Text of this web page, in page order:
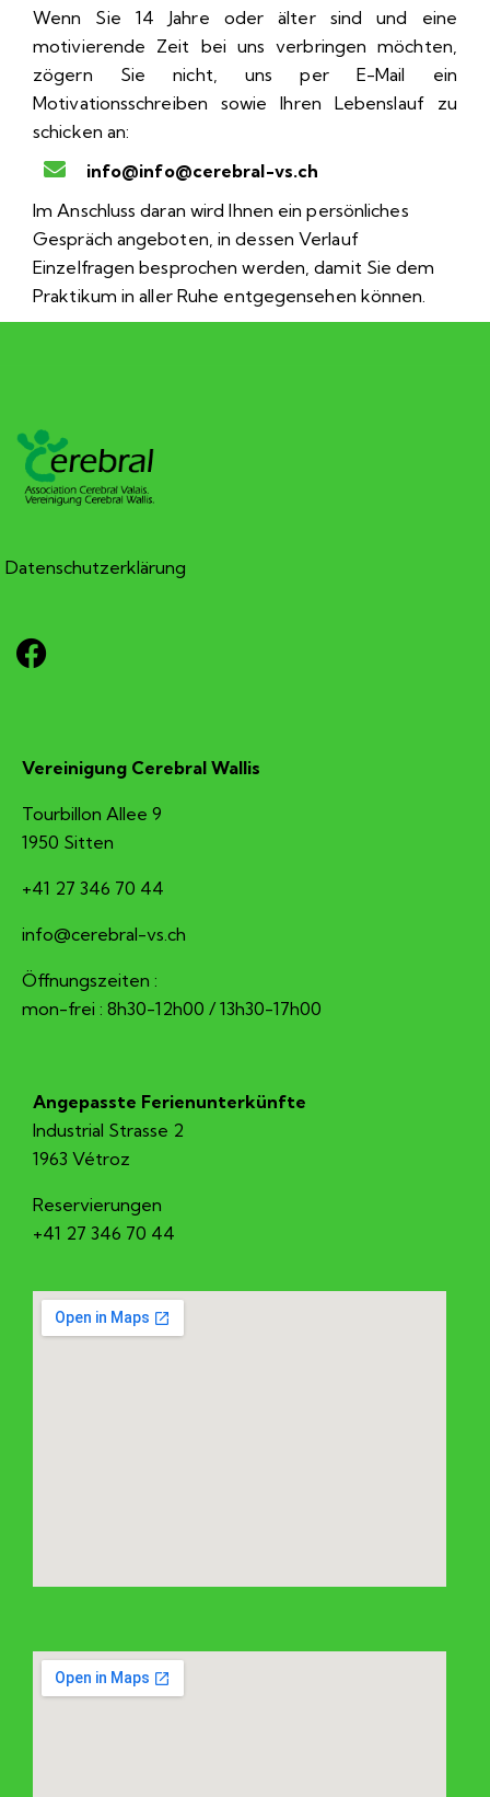
Wenn Sie 14 Jahre oder älter sind und eine
motivierende Zeit bei uns verbringen möchten,
zögern Sie nicht, uns per E-Mail ein
Motivationsschreiben sowie Ihren Lebenslauf zu
schicken an:
info@hc.sv-larberec@ofni
Im Anschluss daran wird Ihnen ein persönliches
Gespräch angeboten, in dessen Verlauf
Einzelfragen besprochen werden, damit Sie dem
Praktikum in aller Ruhe entgegensehen können.
Datenschutzerklärung
Vereinigung Cerebral Wallis
Tourbillon Allee 9
1950 Sitten
+41 27 346 70 44
hc.sv-larberec@ofni
Öffnungszeiten :
mon-frei : 8h30-12h00 / 13h30-17h00
Angepasste Ferienunterkünfte
Industrial Strasse 2
1963 Vétroz
Reservierungen
+41 27 346 70 44